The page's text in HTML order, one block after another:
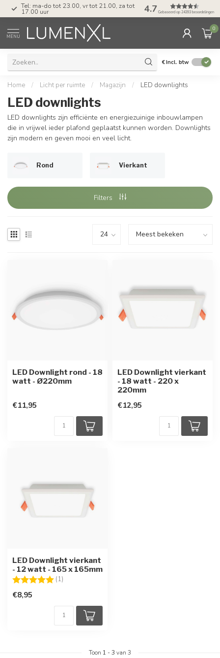
Tel: ma-do tot 23.00, vr tot 21.00, za tot
17.00 uur 4.7 Gebaseerd op 24393 beoordelingen
MENU
0
€Incl. btw
Home / Licht per ruimte / Magazijn / LED downlights
LED downlights
LED downlights zijn efficiënte en energiezuinige inbouwlampen
die in vrijwel ieder plafond geplaatst kunnen worden. Downlights
zijn modern en geven mooi en veel licht.
Rond Vierkant
Filters
LED Downlight rond - 18
watt - Ø220mm
€11,95
LED Downlight vierkant
- 18 watt - 220 x
220mm
€12,95
LED Downlight vierkant
- 12 watt - 165 x 165mm
Beoordeling: (1)
€8,95
Toon 1 - 3 van 3